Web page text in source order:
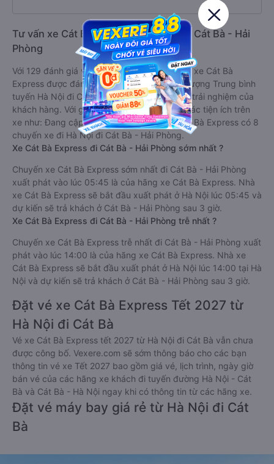
Tư vấn xe Cát Bà Express đi Hà Nội từ Cát Bà - Hải
Phòng
Với 129 đánh giá với điểm trung bình là 4.9/5 xe Cát Bà
Express được đánh giá là xe khách có chất lượng Trung bình
tuyến Hà Nội đi Cát Bà - Hải Phòng dựa trên trải nghiệm của
khách hàng. Với giá vé chỉ từ 300000 đ và các tiện ích trên
xe như: Đang cập nhật. Mỗi ngày nhà xe Cát Bà Express có 8
chuyến xe đi Hà Nội đi Cát Bà - Hải Phòng.
Xe Cát Bà Express đi Cát Bà - Hải Phòng sớm nhất ?
Chuyến xe Cát Bà Express sớm nhất đi Cát Bà - Hải Phòng
xuất phát vào lúc 05:45 là của hãng xe Cát Bà Express. Nhà
xe Cát Bà Express sẽ bắt đầu xuất phát ở Hà Nội lúc 05:45 và
dự kiến sẽ trả khách ở Cát Bà - Hải Phòng sau 3 giờ.
Xe Cát Bà Express đi Cát Bà - Hải Phòng trễ nhất ?
Chuyến xe Cát Bà Express trễ nhất đi Cát Bà - Hải Phòng xuất
phát vào lúc 14:00 là của hãng xe Cát Bà Express. Nhà xe
Cát Bà Express sẽ bắt đầu xuất phát ở Hà Nội lúc 14:00 tại Hà
Nội và dự kiến sẽ trả khách ở Cát Bà - Hải Phòng sau 3 giờ.
Đặt vé xe Cát Bà Express Tết 2027 từ
Hà Nội đi Cát Bà
Vé xe Cát Bà Express tết 2027 từ Hà Nội đi Cát Bà vẫn chưa
được công bố. Vexere.com sẽ sớm thông báo cho các bạn
thông tin vé xe Tết 2027 bao gồm giá vé, lịch trình, ngày giờ
bán vé của các hãng xe khách đi tuyến đường Hà Nội - Cát
Bà và Cát Bà - Hà Nội ngay khi có thông tin từ các hãng xe.
Đặt vé máy bay giá rẻ từ Hà Nội đi Cát
Bà